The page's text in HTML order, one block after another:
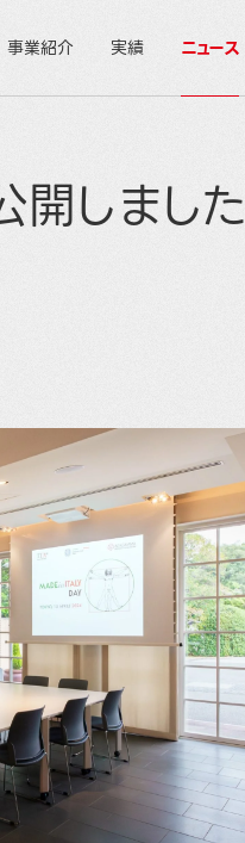
事業紹介 実績 ニュース
開しました